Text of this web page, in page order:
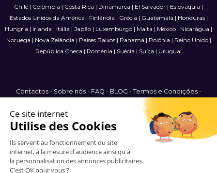
Chile | Colômbia | Costa Rica | Dinamarca | El Salvador | Eslováquia |
Estados Unidos da América | Finlândia | Grécia | Guatemala | Honduras|
Hungria | Irlanda | Itália | Japão | Luxemburgo | Malta | México | Nicarágua |
Noruega | Nova Zelândia | Países Baixos| Panamá | Polónia | Reino Unido|
República Checa | Roménia | Suécia | Suíça | Uruguai
Contactos- Sobre nós- FAQ - BLOG - Termos e Condições-
Mapa do Site